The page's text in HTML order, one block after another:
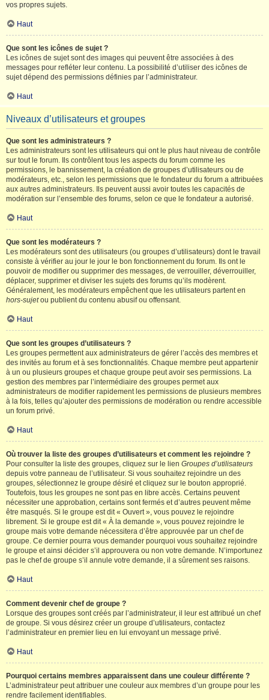
vos propres sujets.
Haut
Que sont les icônes de sujet ?
Les icônes de sujet sont des images qui peuvent être associées à des
messages pour refléter leur contenu. La possibilité d’utiliser des icônes de
sujet dépend des permissions définies par l’administrateur.
Haut
Niveaux d’utilisateurs et groupes
Que sont les administrateurs ?
Les administrateurs sont les utilisateurs qui ont le plus haut niveau de contrôle
sur tout le forum. Ils contrôlent tous les aspects du forum comme les
permissions, le bannissement, la création de groupes d’utilisateurs ou de
modérateurs, etc., selon les permissions que le fondateur du forum a attribuées
aux autres administrateurs. Ils peuvent aussi avoir toutes les capacités de
modération sur l’ensemble des forums, selon ce que le fondateur a autorisé.
Haut
Que sont les modérateurs ?
Les modérateurs sont des utilisateurs (ou groupes d’utilisateurs) dont le travail
consiste à vérifier au jour le jour le bon fonctionnement du forum. Ils ont le
pouvoir de modifier ou supprimer des messages, de verrouiller, déverrouiller,
déplacer, supprimer et diviser les sujets des forums qu’ils modèrent.
Généralement, les modérateurs empêchent que les utilisateurs partent en
hors-sujetou publient du contenu abusif ou offensant.
Haut
Que sont les groupes d’utilisateurs ?
Les groupes permettent aux administrateurs de gérer l’accès des membres et
des invités au forum et à ses fonctionnalités. Chaque membre peut appartenir
à un ou plusieurs groupes et chaque groupe peut avoir ses permissions. La
gestion des membres par l’intermédiaire des groupes permet aux
administrateurs de modifier rapidement les permissions de plusieurs membres
à la fois, telles qu’ajouter des permissions de modération ou rendre accessible
un forum privé.
Haut
Où trouver la liste des groupes d’utilisateurs et comment les rejoindre ?
Pour consulter la liste des groupes, cliquez sur le lien Groupes d’utilisateurs
depuis votre panneau de l’utilisateur. Si vous souhaitez rejoindre un des
groupes, sélectionnez le groupe désiré et cliquez sur le bouton approprié.
Toutefois, tous les groupes ne sont pas en libre accès. Certains peuvent
nécessiter une approbation, certains sont fermés et d’autres peuvent même
être masqués. Si le groupe est dit « Ouvert », vous pouvez le rejoindre
librement. Si le groupe est dit « À la demande », vous pouvez rejoindre le
groupe mais votre demande nécessitera d’être approuvée par un chef de
groupe. Ce dernier pourra vous demander pourquoi vous souhaitez rejoindre
le groupe et ainsi décider s’il approuvera ou non votre demande. N’importunez
pas le chef de groupe s’il annule votre demande, il a sûrement ses raisons.
Haut
Comment devenir chef de groupe ?
Lorsque des groupes sont créés par l’administrateur, il leur est attribué un chef
de groupe. Si vous désirez créer un groupe d’utilisateurs, contactez
l’administrateur en premier lieu en lui envoyant un message privé.
Haut
Pourquoi certains membres apparaissent dans une couleur différente ?
L’administrateur peut attribuer une couleur aux membres d’un groupe pour les
rendre facilement identifiables.